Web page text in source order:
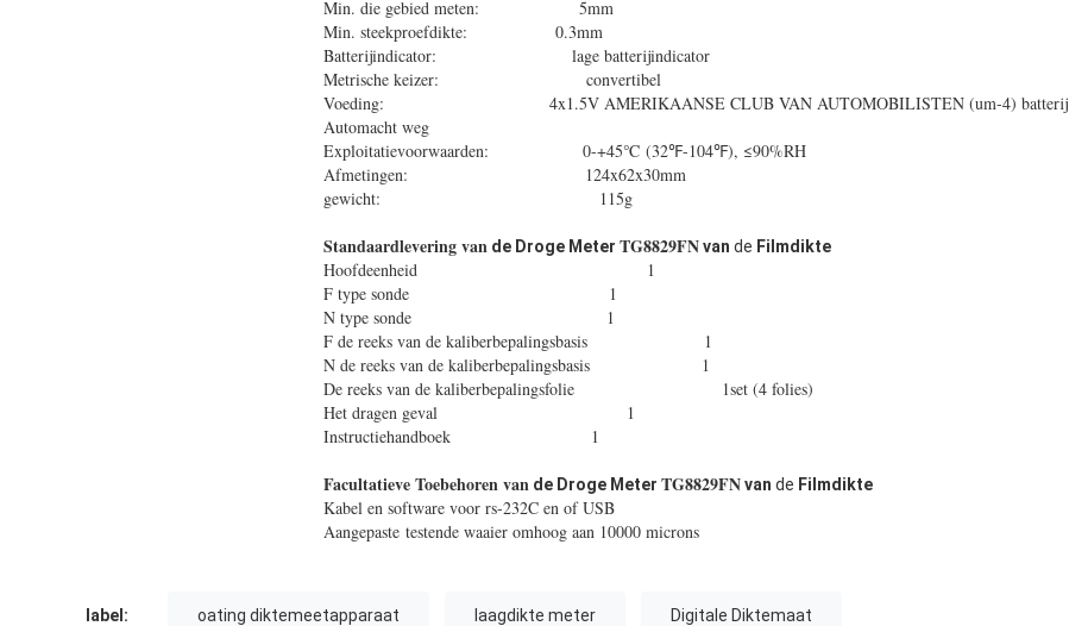
Min. die gebied meten: 5mm
Min. steekproefdikte: 0.3mm
Batterijindicator: lage batterijindicator
Metrische keizer: convertibel
Voeding: 4x1.5V AMERIKAANSE CLUB VAN AUTOMOBILISTEN (um-4) batterij
Automacht weg
Exploitatievoorwaarden: 0-+45℃ (32℉-104℉), ≤90%RH
Afmetingen: 124x62x30mm
gewicht: 115g
Standaardlevering van de Droge Meter TG8829FNvan de Filmdikte
Hoofdeenheid 1
F type sonde 1
N type sonde 1
F de reeks van de kaliberbepalingsbasis 1
N de reeks van de kaliberbepalingsbasis 1
De reeks van de kaliberbepalingsfolie 1set (4 folies)
Het dragen geval 1
Instructiehandboek 1
Facultatieve Toebehoren van de Droge Meter TG8829FNvan de Filmdikte
Kabel en software voor rs-232C en of USB
Aangepaste testende waaier omhoog aan 10000 microns
label: oating diktemeetapparaat laagdikte meter Digitale Diktemaat